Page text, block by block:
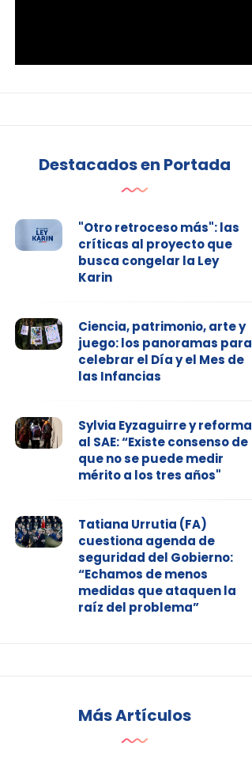
Destacados en Portada
"Otro retroceso más": las
críticas al proyecto que
busca congelar la Ley
Karin
Ciencia, patrimonio, arte y
juego: los panoramas para
celebrar el Día y el Mes de
las Infancias
Sylvia Eyzaguirre y reforma
al SAE: “Existe consenso de
que no se puede medir
mérito a los tres años"
Tatiana Urrutia (FA)
cuestiona agenda de
seguridad del Gobierno:
“Echamos de menos
medidas que ataquen la
raíz del problema”
Más Artículos